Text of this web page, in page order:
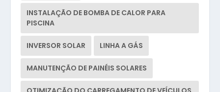
INSTALAÇÃO DE BOMBA DE CALOR PARA
PISCINA
INVERSOR SOLAR LINHA A GÁS
MANUTENÇÃO DE PAINÉIS SOLARES